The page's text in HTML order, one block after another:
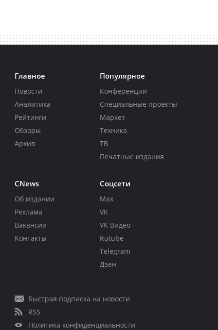
Главное
Новости
Аналитика
Рейтинги
Обзоры
Архив
Популярное
Конференции
Специальные проекты
Маркет
Техника
ТВ
Печатные издания
CNews
Об издании
Реклама
Вакансии
Контакты
Соцсети
Max
VK
VK Видео
Rutube
Telegram
Дзен
Быстрая подписка на новости
RSS
Политика конфиденциальности